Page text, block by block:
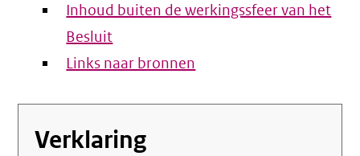
Inhoud buiten de werkingssfeer van het
Besluit
Links naar bronnen
Verklaring